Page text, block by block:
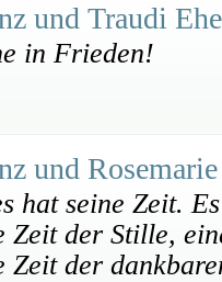
und Traudi
in Frieden!
und
hat seine Zeit.
Zeit der Stille,
Zeit der